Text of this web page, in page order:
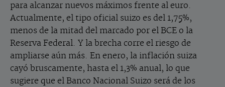
para alcanzar nuevos máximos frente al euro.
Actualmente, el tipo oficial suizo es del 1,75%,
menos de la mitad del marcado por el BCE o la
Reserva Federal. Y la brecha corre el riesgo de
ampliarse aún más. En enero, la inflación suiza
cayó bruscamente, hasta el 1,3% anual, lo que
sugiere que el Banco Nacional Suizo será de los